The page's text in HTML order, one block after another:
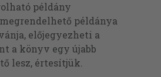
példány
példánya
előjegyezheti a
a könyv egy újabb
lesz, értesítjük.